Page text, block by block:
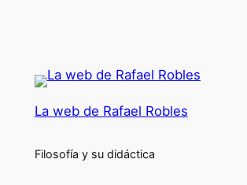
La web de Rafael Robles
Filosofía y su didáctica